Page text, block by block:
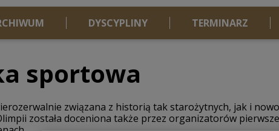
DYSCYPLINY TERMINARZ
sportowa
związana z historią tak starożytnych, jak i
została doceniona także przez organizatorów